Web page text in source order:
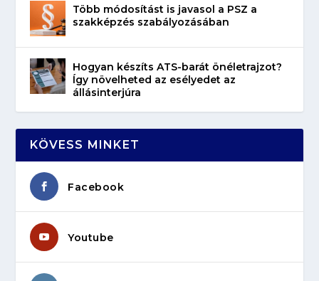
Több módosítást is javasol a PSZ a
szakképzés szabályozásában
Hogyan készíts ATS-barát önéletrajzot?
Így növelheted az esélyedet az
állásinterjúra
KÖVESS MINKET
Facebook
Youtube